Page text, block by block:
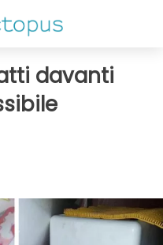
davanti